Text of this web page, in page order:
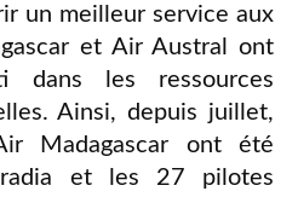
un meilleur service aux
et Air Austral ont
dans les ressources
Ainsi, depuis juillet,
Madagascar ont été
et les 27 pilotes